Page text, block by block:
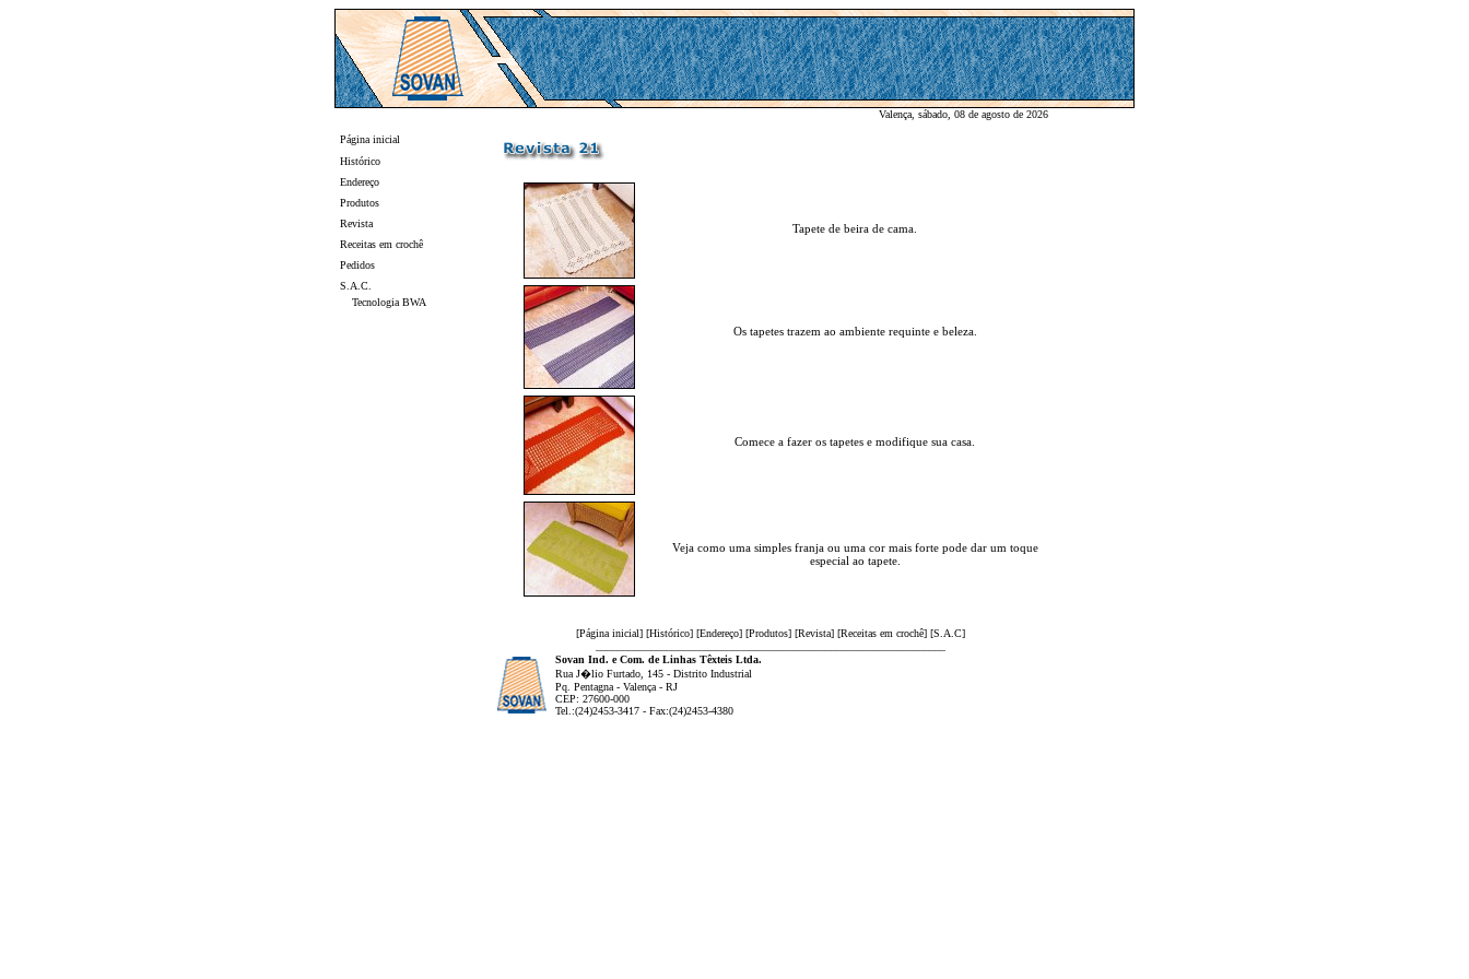
Página inicial
Histórico
Endereço
Produtos
Revista
Receitas em crochê
Pedidos
S.A.C.
Tecnologia BWA
Valença, sábado, 08 de agosto de 2026
Tapete de beira de cama.
Os tapetes trazem ao ambiente requinte e beleza.
Comece a fazer os tapetes e modifique sua casa.
Veja como uma simples franja ou uma cor mais forte pode dar um toque
especial ao tapete.
[Página inicial] [Histórico] [Endereço] [Produtos] [Revista] [Receitas em crochê] [S.A.C]
Sovan Ind. e Com. de Linhas Têxteis Ltda.
Rua J�lio Furtado, 145 - Distrito Industrial
Pq. Pentagna - Valença - RJ
CEP: 27600-000
Tel.:(24)2453-3417 - Fax:(24)2453-4380